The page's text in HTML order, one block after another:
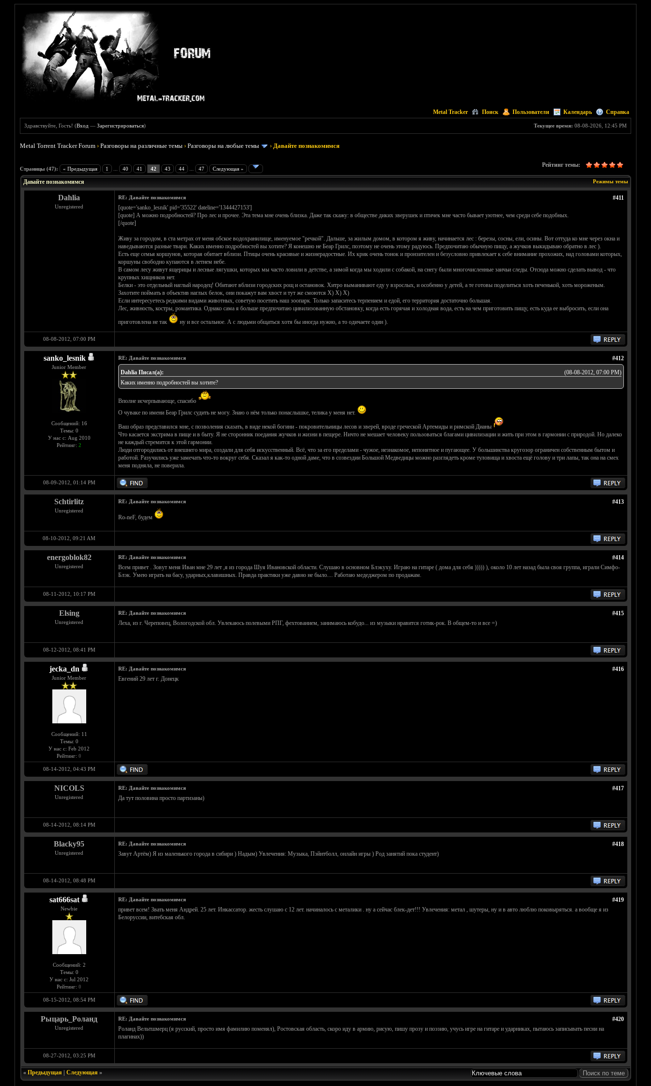
Metal Tracker Поиск Пользователи Календарь Справка
Текущее время: 08-08-2026, 12:45 PM
Здравствуйте, Гость! (Вход —Зарегистрироваться)
Metal Torrent Tracker Forum ›Разговоры на различные темы ›Разговоры на любые темы ›Давайте познакомимся
Страницы (47): « Предыдущая 1 40 41 42 43 44 47 Следующая »
Рейтинг темы:
Голосов: 5 - Средняя оценка: 4.6
1
2
3
4
5
Режимы темы
Давайте познакомимся
Dahlia
Unregistered
#411
RE: Давайте познакомимся
[quote='sanko_lesnik' pid='35522' dateline='1344427153']
[quote] А можно подробностей? Про лес и прочее. Эта тема мне очень близка. Даже так скажу: в обществе диких зверушек и птичек мне часто бывает уютнее, чем среди себе подобных.
[/quote]
Живу за городом, в ста метрах от меня обское водохранилище, именуемое "речкой". Дальше, за жилым домом, в котором я живу, начинается лес : березы, сосны, ели, осины. Вот оттуда ко мне через окна и
наведываются разные твари. Каких именно подробностей вы хотите? Я конешно не Беар Грилс, поэтому не очень этому радуюсь. Предпочитаю обычную пищу, а жучков выкидываю обратно в лес ).
Есть еще семья коршунов, которая обитает вблизи. Птицы очень красивые и жизнерадостные. Их крик очень тонок и пронзителен и безусловно привлекает к себе внимание прохожих, над головами которых,
коршуны свободно купаются в летнем небе.
В самом лесу живут ящерицы и лесные лягушки, которых мы часто ловили в детстве, а зимой когда мы ходили с собакой, на снегу были многочисленные заичьи следы. Отсюда можно сделать вывод - что
крупных хищников нет.
Белки - это отдельный наглый народец! Обитают вблизи городских рощ и остановок. Хитро выманивают еду у взрослых, и особенно у детей, а те готовы поделиться хоть печенькой, хоть мороженым.
Захотите поймать в объектив наглых белок, они покажут вам хвост и тут же смоются X) X) X)
Если интересуетесь редкими видами животных, советую посетить наш зоопарк. Только запаситесь терпением и едой, его территория достаточно большая.
Лес, живность, костры, романтика. Однако сама я больше предпочитаю цивилизованную обстановку, когда есть горячая и холодная вода, есть на чем приготовить пищу, есть куда ее выбросить, если она
приготовлена не так
ну и все остальное. А с людьми общаться хотя бы иногда нужно, а то одичаете один ).
08-08-2012, 07:00 PM
sanko_lesnik
Junior Member
Сообщений: 16
Темы: 0
У нас с: Aug 2010
Рейтинг: 2
#412
RE: Давайте познакомимся
(08-08-2012, 07:00 PM)
Dahlia Писал(а):
Каких именно подробностей вы хотите?
Вполне исчерпывающе, спасибо
О чуваке по имени Беар Грилс судить не могу. Знаю о нём только понаслышке, телика у меня нет.
Ваш образ представился мне, с позволения сказать, в виде некой богини - покровительницы лесов и зверей, вроде греческой Артемиды и римской Дианы
Что касается экстрима в пище и в быту. Я не сторонник поедания жучков и жизни в пещере. Ничто не мешает человеку пользоваться благами цивилизации и жить при этом в гармонии с природой. Но далеко
не каждый стремится к этой гармонии.
Люди отгородились от внешнего мира, создали для себя искусственный. Всё, что за его пределами - чужое, незнакомое, непонятное и пугающее. У большинства кругозор ограничен собственным бытом и
работой. Разучились уже замечать что-то вокруг себя. Сказал я как-то одной даме, что в созвездии Большой Медведицы можно разглядеть кроме туловища и хвоста ещё голову и три лапы, так она на смех
меня подняла, не поверила.
08-09-2012, 01:14 PM
Schtirlitz
Unregistered
#413
RE: Давайте познакомимся
Ro-neF, будем
08-10-2012, 09:21 AM
energoblok82
Unregistered
#414
RE: Давайте познакомимся
Всем привет . Зовут меня Иван мне 29 лет ,я из города Шуя Ивановской области. Слушаю в основном Блэкуху. Играю на гитаре ( дома для себя ))))) ), около 10 лет назад была своя группа, играли Симфо-
Блэк. Умею играть на басу, ударных,клавишных. Правда практики уже давно не было.... Работаю медеджером по продажам.
08-11-2012, 10:17 PM
Elsing
Unregistered
#415
RE: Давайте познакомимся
Леха, из г. Череповец, Вологодской обл. Увлекаюсь полевыми РПГ, фехтованием, занимаюсь кобудо... из музыки нравится готик-рок. В общем-то и все =)
08-12-2012, 08:41 PM
jecka_dn
Junior Member
Сообщений: 11
Темы: 0
У нас с: Feb 2012
Рейтинг: 0
#416
RE: Давайте познакомимся
Евгений 29 лет г. Донецк
08-14-2012, 04:43 PM
NICOLS
Unregistered
#417
RE: Давайте познакомимся
Да тут половина просто партизаны)
08-14-2012, 08:14 PM
Blacky95
Unregistered
#418
RE: Давайте познакомимся
Завут Артём) Я из маленького города в сибири ) Надым) Увлечения: Музыка, Пэйнтболл, онлайн игры ) Род занятий пока студент)
08-14-2012, 08:48 PM
sat666sat
Newbie
Сообщений: 2
Темы: 0
У нас с: Jul 2012
Рейтинг: 0
#419
RE: Давайте познакомимся
привет всем! Звать меня Андрей. 25 лет. Инкассатор. жесть слушаю с 12 лет. начиналось с металики . ну а сейчас блек-дет!!! Увлечения: метал , шутеры, ну и в авто люблю поковыряться. а вообще я из
Белоруссии, витебская обл.
08-15-2012, 08:54 PM
Рыцарь_Роланд
Unregistered
#420
RE: Давайте познакомимся
Роланд Вельтшмерц (я русский, просто имя фамилию поменял), Ростовская область, скоро иду в армию, рисую, пишу прозу и поэзию, учусь игре на гитаре и ударниках, пытаюсь записывать песни на
плагинах))
08-27-2012, 03:25 PM
« Предыдущая| Следующая»